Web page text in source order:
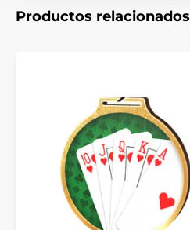
Productos relacionados